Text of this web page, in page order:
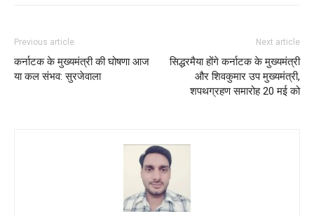
Previous article
कर्नाटक के मुख्यमंत्री की घोषणा आज
या कल संभव: सुरजेवाला
Next article
सिद्धरमैया होंगे कर्नाटक के मुख्यमंत्री
और शिवकुमार उप मुख्यमंत्री,
शपथग्रहण समारोह 20 मई को